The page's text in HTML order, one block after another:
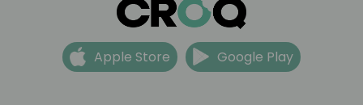
Apple Store Google Play